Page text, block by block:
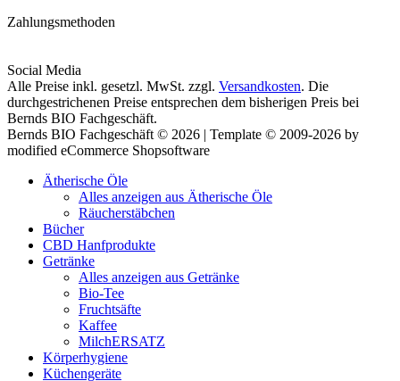
Zahlungsmethoden
Social Media
Alle Preise inkl. gesetzl. MwSt. zzgl. Versandkosten. Die
durchgestrichenen Preise entsprechen dem bisherigen Preis bei
Bernds BIO Fachgeschäft.
Bernds BIO Fachgeschäft © 2026 | Template © 2009-2026 by
modified eCommerce Shopsoftware
Ätherische Öle
Alles anzeigen aus Ätherische Öle
Räucherstäbchen
Bücher
CBD Hanfprodukte
Getränke
Alles anzeigen aus Getränke
Bio-Tee
Fruchtsäfte
Kaffee
MilchERSATZ
Körperhygiene
Küchengeräte